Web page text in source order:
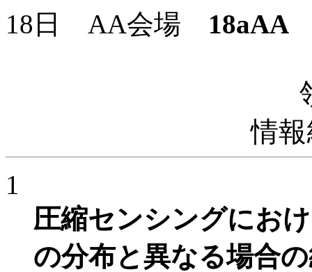
18日 AA会場 18aAA
情
1
圧縮センシングにお
の分布と異なる場合